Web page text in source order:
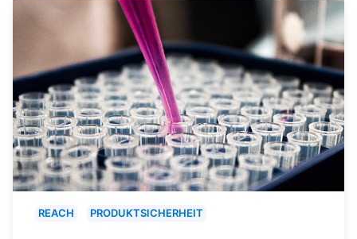
REACH PRODUKTSICHERHEIT